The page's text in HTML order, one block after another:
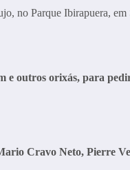
no Parque Ibirapuera, em
e outros orixás, para
Cravo Neto, Pierre